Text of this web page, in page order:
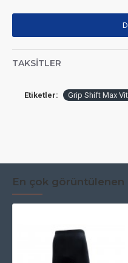
TAKSITLER
Etiketler: Grip Shift Max
En çok görüntülenen